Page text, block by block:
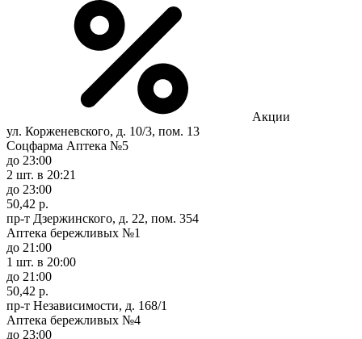
Акции
ул. Корженевского, д. 10/3, пом. 13
Соцфарма Аптека №5
до 23:00
2 шт. в 20:21
до 23:00
50,42 р.
пр-т Дзержинского, д. 22, пом. 354
Аптека бережливых №1
до 21:00
1 шт. в 20:00
до 21:00
50,42 р.
пр-т Независимости, д. 168/1
Аптека бережливых №4
до 23:00